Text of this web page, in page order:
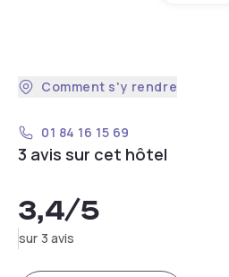
Comment s'y rendre
01 84 16 15 69
3 avis sur cet hôtel
3,4/5
sur 3 avis